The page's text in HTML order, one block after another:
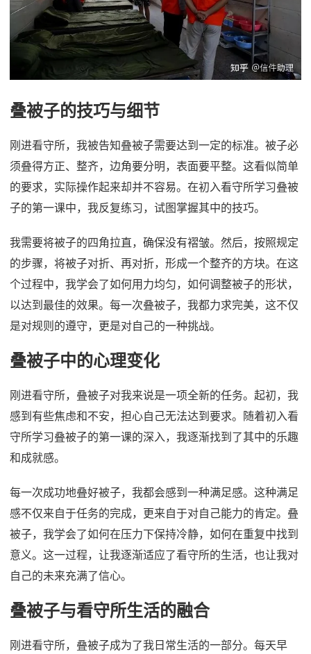
叠被子的技巧与细节
刚进看守所，我被告知叠被子需要达到一定的标准。被子必
须叠得方正、整齐，边角要分明，表面要平整。这看似简单
的要求，实际操作起来却并不容易。在初入看守所学习叠被
子的第一课中，我反复练习，试图掌握其中的技巧。
我需要将被子的四角拉直，确保没有褶皱。然后，按照规定
的步骤，将被子对折、再对折，形成一个整齐的方块。在这
个过程中，我学会了如何用力均匀，如何调整被子的形状，
以达到最佳的效果。每一次叠被子，我都力求完美，这不仅
是对规则的遵守，更是对自己的一种挑战。
叠被子中的心理变化
刚进看守所，叠被子对我来说是一项全新的任务。起初，我
感到有些焦虑和不安，担心自己无法达到要求。随着初入看
守所学习叠被子的第一课的深入，我逐渐找到了其中的乐趣
和成就感。
每一次成功地叠好被子，我都会感到一种满足感。这种满足
感不仅来自于任务的完成，更来自于对自己能力的肯定。叠
被子，我学会了如何在压力下保持冷静，如何在重复中找到
意义。这一过程，让我逐渐适应了看守所的生活，也让我对
自己的未来充满了信心。
叠被子与看守所生活的融合
刚进看守所，叠被子成为了我日常生活的一部分。每天早